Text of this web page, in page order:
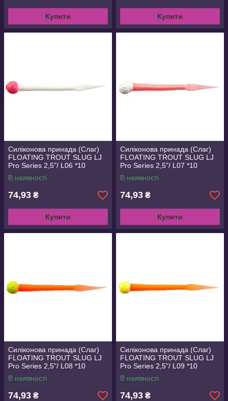
Купити Купити
Силіконова принада (Слаг)
FLOATING TROUT SLUG LJ
Pro Series 2,5"/ L06 *10
В наявності
74,93 ₴
Купити
Силіконова принада (Слаг)
FLOATING TROUT SLUG LJ
Pro Series 2,5"/ L07 *10
В наявності
74,93 ₴
Купити
Силіконова принада (Слаг)
FLOATING TROUT SLUG LJ
Pro Series 2,5"/ L08 *10
В наявності
74,93 ₴
Силіконова принада (Слаг)
FLOATING TROUT SLUG LJ
Pro Series 2,5"/ L09 *10
В наявності
74,93 ₴